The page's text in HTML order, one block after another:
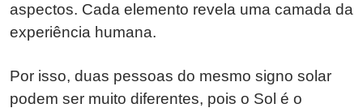
aspectos. Cada elemento revela uma camada da
experiência humana.
Por isso, duas pessoas do mesmo signo solar
podem ser muito diferentes, pois o Sol é o